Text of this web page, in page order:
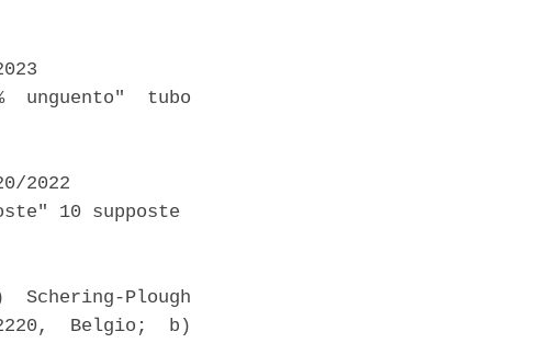
unguento"  tubo
2022
10 supposte
Schering-Plough
Belgio;  b)